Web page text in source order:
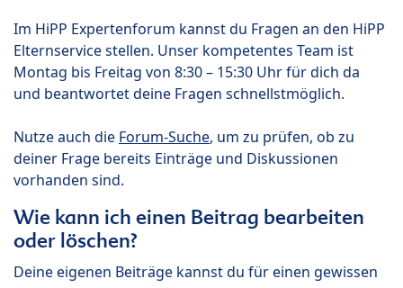
Im HiPP Expertenforum kannst du Fragen an den HiPP
Elternservice stellen. Unser kompetentes Team ist
Montag bis Freitag von 8:30 – 15:30 Uhr für dich da
und beantwortet deine Fragen schnellstmöglich.
Nutze auch die Forum-Suche, um zu prüfen, ob zu
deiner Frage bereits Einträge und Diskussionen
vorhanden sind.
Wie kann ich einen Beitrag bearbeiten
oder löschen?
Deine eigenen Beiträge kannst du für einen gewissen